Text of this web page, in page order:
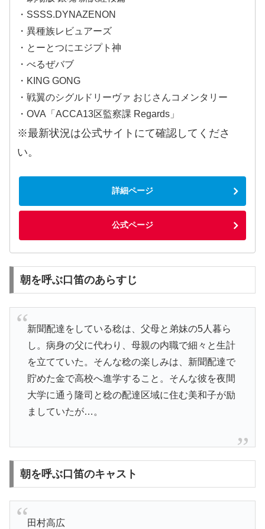
・SSSS.DYNAZENON
・異種族レビュアーズ
・とーとつにエジプト神
・べるぜバブ
・KING GONG
・戦翼のシグルドリーヴァ おじさんコメンタリー
・OVA「ACCA13区監察課 Regards」
※最新状況は公式サイトにて確認してくださ
い。
詳細ページ
公式ページ
朝を呼ぶ口笛のあらすじ
新聞配達をしている稔は、父母と弟妹の5人暮ら
し。病身の父に代わり、母親の内職で細々と生計
を立てていた。そんな稔の楽しみは、新聞配達で
貯めた金で高校へ進学すること。そんな彼を夜間
大学に通う隆司と稔の配達区域に住む美和子が励
ましていたが…。
朝を呼ぶ口笛のキャスト
田村高広